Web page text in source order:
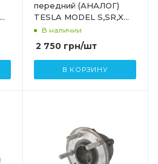
передний (АНАЛОГ)
TESLA MODEL S,SR,X
1027351-00-C-ASR
В наличии
2 750грн/шт
В КОРЗИНУ